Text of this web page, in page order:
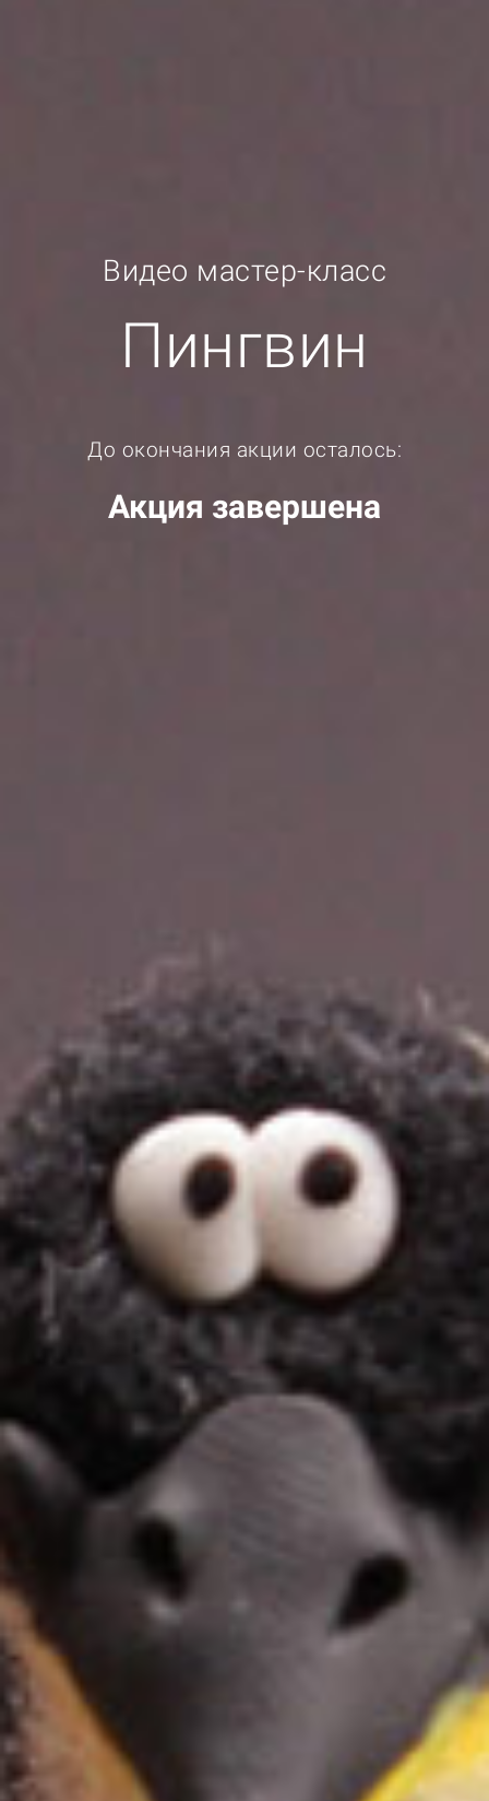
Видео мастер-класc
Пингвин
До окончания акции осталось:
Акция завершена